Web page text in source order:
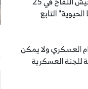
التابع
على الاستخدام العسكري ولا يمكن
للجنة العسكرية